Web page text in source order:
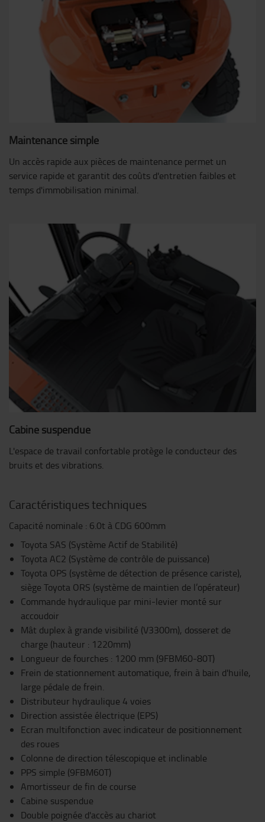
Maintenance simple
Un accès rapide aux pièces de maintenance permet un
service rapide et garantit des coûts d'entretien faibles et
temps d'immobilisation minimal.
Cabine suspendue
L'espace de travail confortable protège le conducteur des
bruits et des vibrations.
Caractéristiques techniques
Capacité nominale : 6.0t à CDG 600mm
Toyota SAS (Système Actif de Stabilité)
Toyota AC2 (Système de contrôle de puissance)
Toyota OPS (système de détection de présence cariste),
siège Toyota ORS (système de maintien de l’opérateur)
Commande hydraulique par mini-levier monté sur
accoudoir
Mât duplex à grande visibilité (V3300m), dosseret de
charge (hauteur : 1220mm)
Longueur de fourches : 1200 mm (9FBM60-80T)
Frein de stationnement automatique, frein à bain d'huile,
large pédale de frein.
Distributeur hydraulique 4 voies
Direction assistée électrique (EPS)
Ecran multifonction avec indicateur de positionnement
des roues
Colonne de direction télescopique et inclinable
PPS simple (9FBM60T)
Amortisseur de fin de course
Cabine suspendue
Double poignée d'accès au chariot